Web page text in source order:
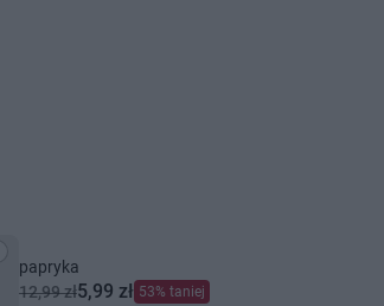
papryka
12,99 zł5,99 zł 53% taniej